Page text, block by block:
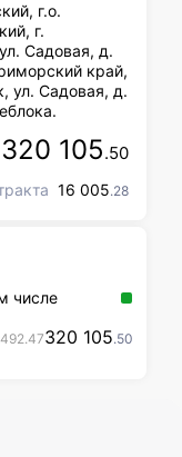
г.о.
г.
Садовая, д.
край,
ул. Садовая, д.
320 105.50
16 005.28
числе
492.47320 105.50